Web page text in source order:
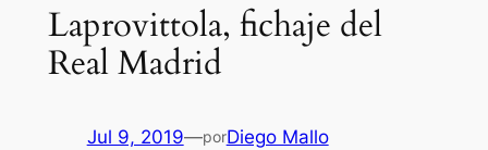
Laprovittola, fichaje del
Real Madrid
Jul 9, 2019—porDiego Mallo